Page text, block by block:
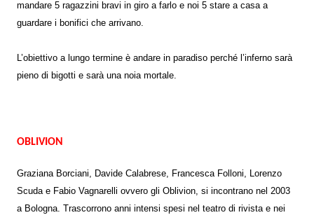
mandare 5 ragazzini bravi in giro a farlo e noi 5 stare a casa a
guardare i bonifici che arrivano.
L’obiettivo a lungo termine è andare in paradiso perché l’inferno sarà
pieno di bigotti e sarà una noia mortale.
OBLIVION
Graziana Borciani, Davide Calabrese, Francesca Folloni, Lorenzo
Scuda e Fabio Vagnarelli ovvero gli Oblivion, si incontrano nel 2003
a Bologna. Trascorrono anni intensi spesi nel teatro di rivista e nei